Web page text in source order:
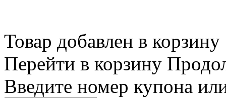
Товар добавлен в корзину
Перейти в корзину
Введите номер купона